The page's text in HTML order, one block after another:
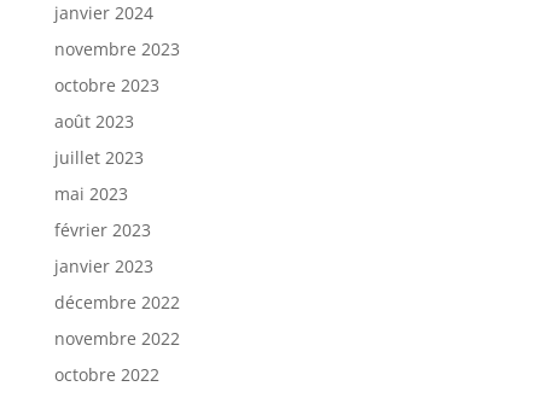
janvier 2024
novembre 2023
octobre 2023
août 2023
juillet 2023
mai 2023
février 2023
janvier 2023
décembre 2022
novembre 2022
octobre 2022